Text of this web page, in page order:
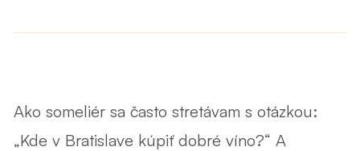
Ako someliér sa často stretávam s otázkou:
„Kde v Bratislave kúpiť dobré víno?“ A